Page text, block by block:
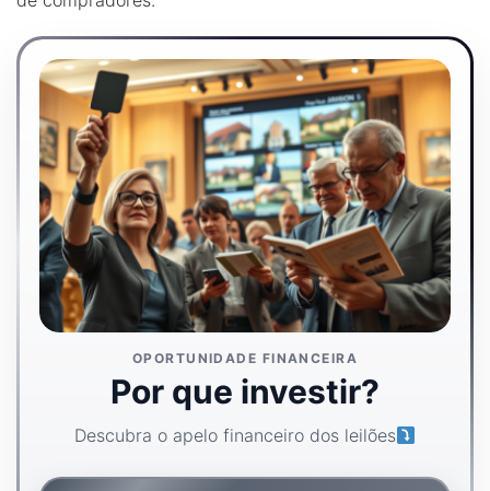
OPORTUNIDADE FINANCEIRA
Por que investir?
Descubra o apelo financeiro dos leilões